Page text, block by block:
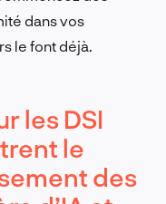
dans vos
le font déjà.
les DSI
le
des